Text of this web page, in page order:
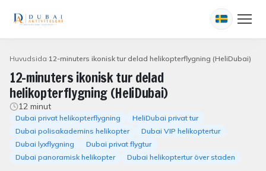
Huvudsida 12-minuters ikonisk tur delad helikopterflygning (HeliDubai)
12-minuters ikonisk tur delad
helikopterflygning (HeliDubai)
12 minut
Dubai privat helikopterflygning
HeliDubai privat tur
Dubai polisakademins helikopter
Dubai VIP helikoptertur
Dubai lyxflygning
Dubai privat flygtur
Dubai panoramisk helikopter
Dubai helikoptertur över staden